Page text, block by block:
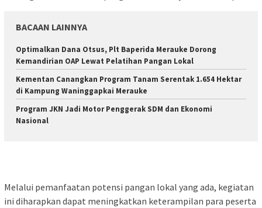
BACAAN LAINNYA
Optimalkan Dana Otsus, Plt Baperida Merauke Dorong
Kemandirian OAP Lewat Pelatihan Pangan Lokal
Kementan Canangkan Program Tanam Serentak 1.654 Hektar
di Kampung Waninggapkai Merauke
Program JKN Jadi Motor Penggerak SDM dan Ekonomi
Nasional
Melalui pemanfaatan potensi pangan lokal yang ada, kegiatan
ini diharapkan dapat meningkatkan keterampilan para peserta